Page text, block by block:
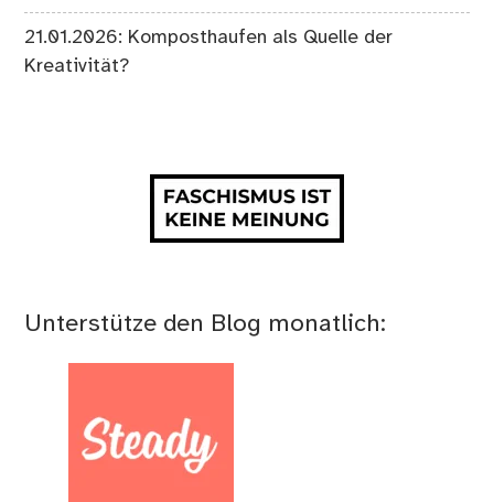
21.01.2026: Komposthaufen als Quelle der
Kreativität?
Unterstütze den Blog monatlich: